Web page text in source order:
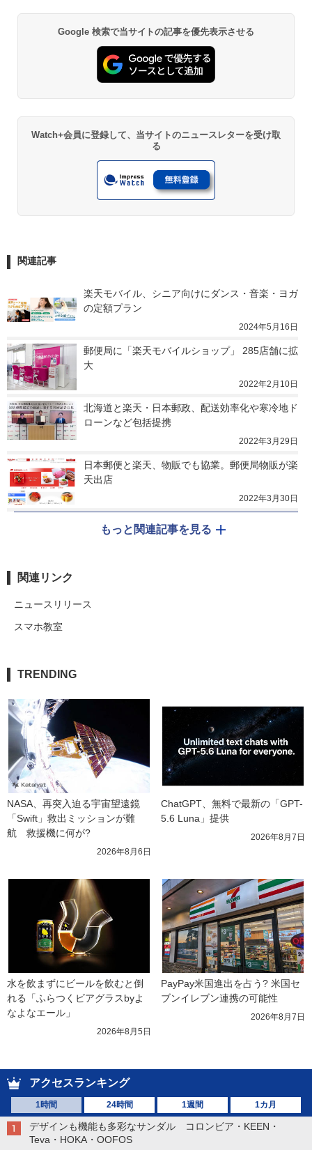
Google 検索で当サイトの記事を優先表示させる
Watch+会員に登録して、当サイトのニュースレターを受け取
る
関連記事
楽天モバイル、シニア向けにダンス・音楽・ヨガ
の定額プラン
2024年5月16日
郵便局に「楽天モバイルショップ」 285店舗に拡
大
2022年2月10日
北海道と楽天・日本郵政、配送効率化や寒冷地ド
ローンなど包括提携
2022年3月29日
日本郵便と楽天、物販でも協業。郵便局物販が楽
天出店
2022年3月30日
もっと関連記事を見る
関連リンク
ニュースリリース
スマホ教室
TRENDING
NASA、再突入迫る宇宙望遠鏡
「Swift」救出ミッションが難
航　救援機に何が?
2026年8月6日
ChatGPT、無料で最新の「GPT-
5.6 Luna」提供
2026年8月7日
水を飲まずにビールを飲むと倒
れる「ふらつくビアグラスbyよ
なよなエール」
2026年8月5日
PayPay米国進出を占う? 米国セ
ブンイレブン連携の可能性
2026年8月7日
アクセスランキング
1時間 24時間 1週間 1カ月
デザインも機能も多彩なサンダル コロンビア・KEEN・
Teva・HOKA・OOFOS